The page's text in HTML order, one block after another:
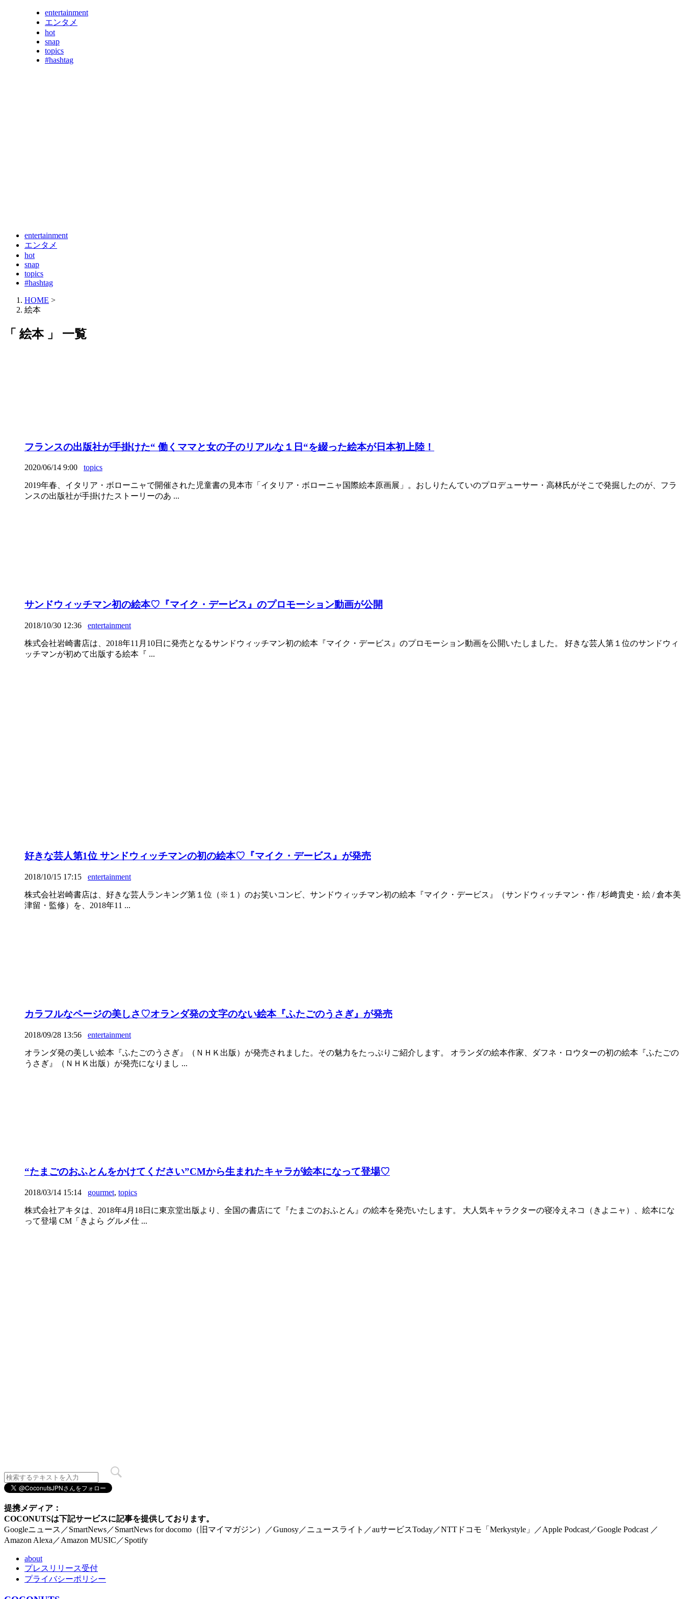
entertainment
エンタメ
hot
snap
topics
#hashtag
entertainment
エンタメ
hot
snap
topics
#hashtag
HOME >
絵本
「 絵本 」 一覧
フランスの出版社が手掛けた“ 働くママと女の子のリアルな１日“を綴った絵本が日本初上陸！
2020/06/14 9:00 topics
2019年春、イタリア・ボローニャで開催された児童書の見本市「イタリア・ボローニャ国際絵本原画展」。おしりたんていのプロデューサー・高林氏がそこで発掘したのが、フラ
ンスの出版社が手掛けたストーリーのあ ...
サンドウィッチマン初の絵本♡『マイク・デービス』のプロモーション動画が公開
2018/10/30 12:36 entertainment
株式会社岩崎書店は、2018年11月10日に発売となるサンドウィッチマン初の絵本『マイク・デービス』のプロモーション動画を公開いたしました。 好きな芸人第１位のサンドウィ
ッチマンが初めて出版する絵本『 ...
好きな芸人第1位 サンドウィッチマンの初の絵本♡『マイク・デービス』が発売
2018/10/15 17:15 entertainment
株式会社岩崎書店は、好きな芸人ランキング第１位（※１）のお笑いコンビ、サンドウィッチマン初の絵本『マイク・デービス』（サンドウィッチマン・作 / 杉﨑貴史・絵 / 倉本美
津留・監修）を、2018年11 ...
カラフルなページの美しさ♡オランダ発の文字のない絵本『ふたごのうさぎ』が発売
2018/09/28 13:56 entertainment
オランダ発の美しい絵本『ふたごのうさぎ』（ＮＨＫ出版）が発売されました。その魅力をたっぷりご紹介します。 オランダの絵本作家、ダフネ・ロウターの初の絵本『ふたごの
うさぎ』（ＮＨＫ出版）が発売になりまし ...
“たまごのおふとんをかけてください”CMから生まれたキャラが絵本になって登場♡
2018/03/14 15:14 gourmet, topics
株式会社アキタは、2018年4月18日に東京堂出版より、全国の書店にて『たまごのおふとん』の絵本を発売いたします。 大人気キャラクターの寝冷えネコ（きよニャ）、絵本にな
って登場 CM「きよら グルメ仕 ...
提携メディア：
COCONUTSは下記サービスに記事を提供しております。
Googleニュース／SmartNews／SmartNews for docomo（旧マイマガジン）／Gunosy／ニュースライト／auサービスToday／NTTドコモ「Merkystyle」／Apple Podcast／Google Podcast ／
Amazon Alexa／Amazon MUSIC／Spotify
about
プレスリリース受付
プライバシーポリシー